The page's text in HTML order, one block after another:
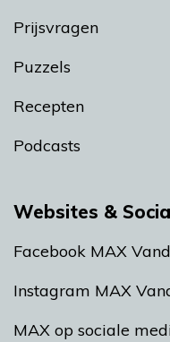
Prijsvragen
Puzzels
Recepten
Podcasts
Websites &
Facebook MAX
Instagram MAX
MAX op sociale